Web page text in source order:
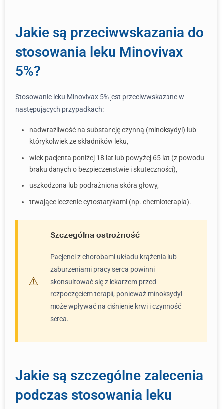
Jakie są przeciwwskazania do
stosowania leku Minovivax
5%?
Stosowanie leku Minovivax 5% jest przeciwwskazane w
następujących przypadkach:
nadwrażliwość na substancję czynną (minoksydyl) lub
którykolwiek ze składników leku,
wiek pacjenta poniżej 18 lat lub powyżej 65 lat (z powodu
braku danych o bezpieczeństwie i skuteczności),
uszkodzona lub podrażniona skóra głowy,
trwające leczenie cytostatykami (np. chemioterapia).
Szczególna ostrożność
Pacjenci z chorobami układu krążenia lub
zaburzeniami pracy serca powinni
skonsultować się z lekarzem przed
rozpoczęciem terapii, ponieważ minoksydyl
może wpływać na ciśnienie krwi i czynność
serca.
Jakie są szczególne zalecenia
podczas stosowania leku